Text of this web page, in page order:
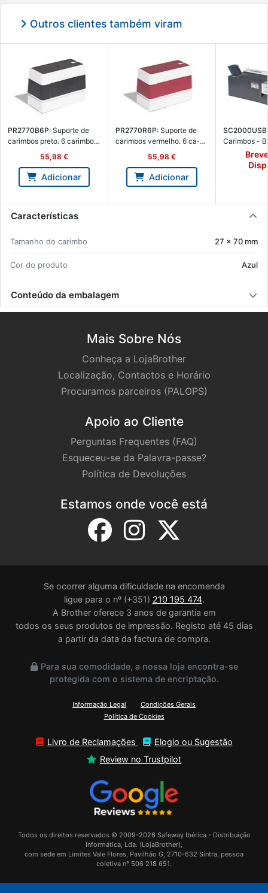
Outros clientes também viram
PR2770B6P: Su­porte de
ca­rimbos preto. 6 ca­rimbos
de 27 x 70 mm - Brother
55,98 €
Adicionar
PR2770R6P: Su­porte de
ca­rimbos ver­melho. 6 ca­
rimbos de 27 x 70 mm -
Brother PR2770R6P
55,98 €
Adicionar
SC2000USB:
Ca­rimbos -
2000USB
Características
Ta­manho do ca­rimbo 27 x 70 mm
Cor do pro­duto Azul
Conteúdo da embalagem
Mais Sobre Nós
Conheça a LojaBrother
Localização, Contactos e Horário
Procuramos parceiros (PALOPS)
Apoio ao Cliente
Perguntas Frequentes (FAQ)
Esqueceu-se da Palavra-passe?
Política de Devoluções
Estamos onde você está
Se ocorrer alguma dificuldade na encomenda
ligue para o nº (+351) 210 195 474.
A Brother oferece 3 anos de garantia em
todos os seus produtos de impressão. Registo até 45 dias
a partir da data da factura de compra.
Para sua comodidade, a nossa loja encontra-se
protegida com o sistema de encriptação.
Informação Legal
Condições Gerais
Política de Cookies
Livro de Reclamações
Elogio ou Sugestão
Review no Trustpilot
Todos os direitos reservados © 2009-2026 Safeway Ibérica - Distribuição
Informática, Lda. (LojaBrother),
com sede em Limites Vale Flores, Pavilhão G, 2710-632 Sintra, pessoa
coletiva n° 506 218 651.